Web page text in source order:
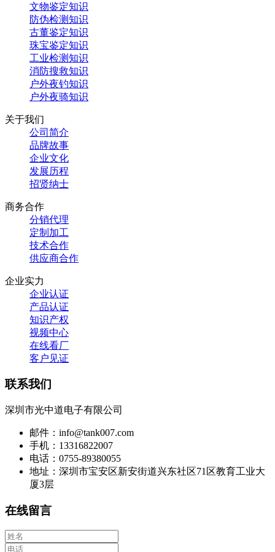
文物鉴定知识
防伪检测知识
古董鉴定知识
珠宝鉴定知识
工业检测知识
消防搜救知识
户外夜钓知识
户外夜骑知识
关于我们
公司简介
品牌故事
企业文化
发展历程
招贤纳士
商务合作
分销代理
定制加工
技术合作
供应商合作
企业实力
企业认证
产品认证
知识产权
视频中心
在线看厂
客户见证
联系我们
深圳市光中道电子有限公司
邮件：info@tank007.com
手机：13316822007
电话：0755-89380055
地址：深圳市宝安区新安街道兴东社区71区教育工业大
厦3层
在线留言